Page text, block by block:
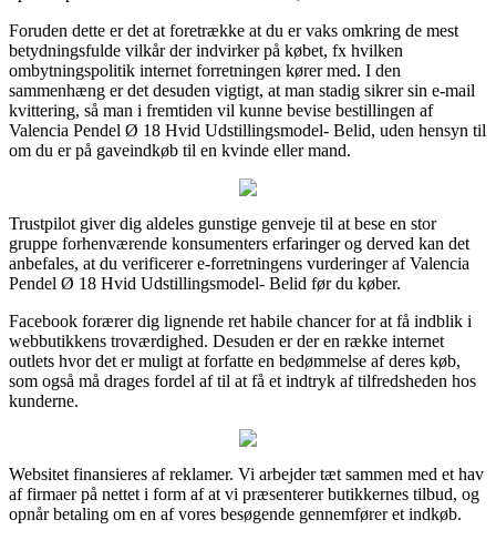
Foruden dette er det at foretrække at du er vaks omkring de mest
betydningsfulde vilkår der indvirker på købet, fx hvilken
ombytningspolitik internet forretningen kører med. I den
sammenhæng er det desuden vigtigt, at man stadig sikrer sin e-mail
kvittering, så man i fremtiden vil kunne bevise bestillingen af
Valencia Pendel Ø 18 Hvid Udstillingsmodel- Belid, uden hensyn til
om du er på gaveindkøb til en kvinde eller mand.
Trustpilot giver dig aldeles gunstige genveje til at bese en stor
gruppe forhenværende konsumenters erfaringer og derved kan det
anbefales, at du verificerer e-forretningens vurderinger af Valencia
Pendel Ø 18 Hvid Udstillingsmodel- Belid før du køber.
Facebook forærer dig lignende ret habile chancer for at få indblik i
webbutikkens troværdighed. Desuden er der en række internet
outlets hvor det er muligt at forfatte en bedømmelse af deres køb,
som også må drages fordel af til at få et indtryk af tilfredsheden hos
kunderne.
Websitet finansieres af reklamer. Vi arbejder tæt sammen med et hav
af firmaer på nettet i form af at vi præsenterer butikkernes tilbud, og
opnår betaling om en af vores besøgende gennemfører et indkøb.